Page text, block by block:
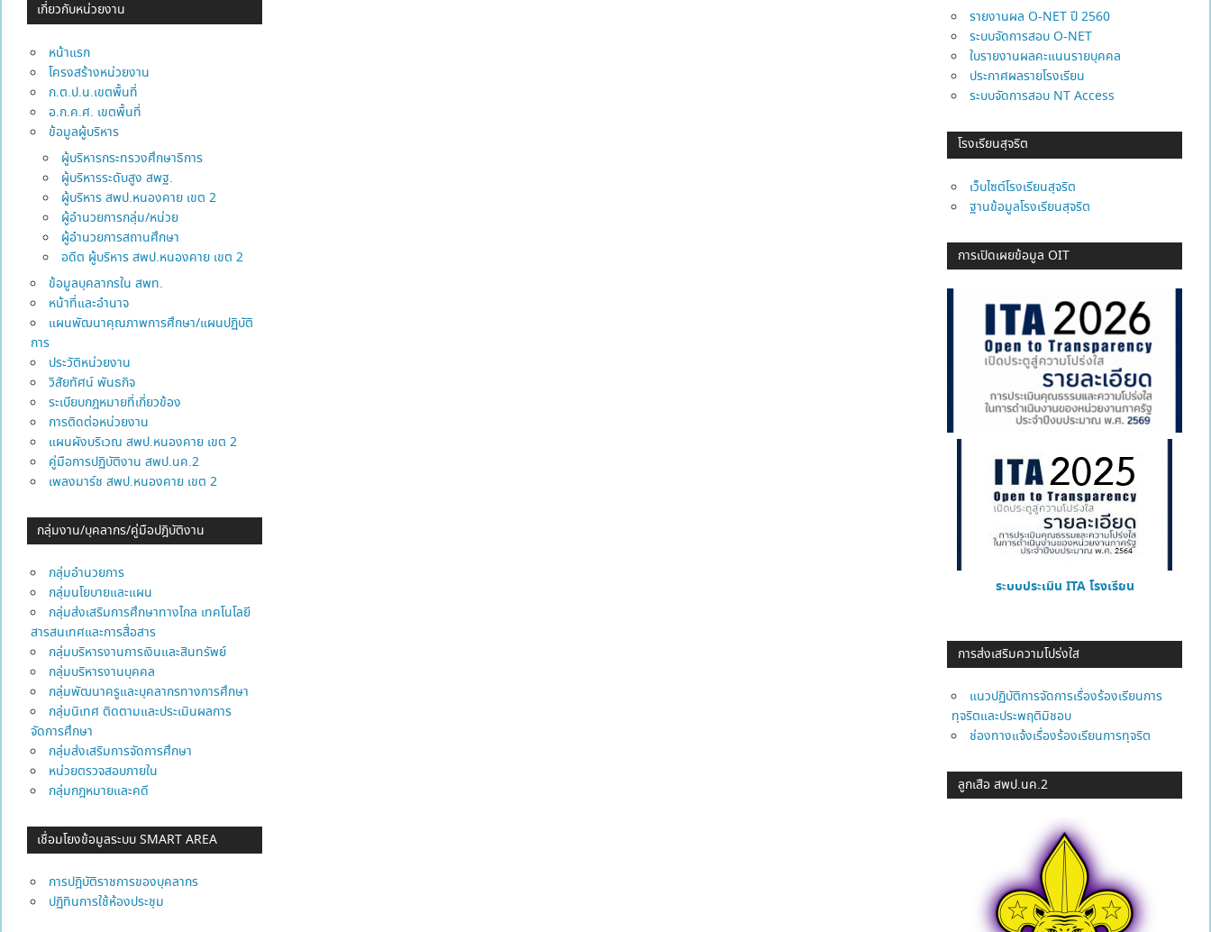
เกี่ยวกับหน่วยงาน
หน้าแรก
โครงสร้างหน่วยงาน
ก.ต.ป.น.เขตพื้นที่
อ.ก.ค.ศ. เขตพื้นที่
ข้อมูลผู้บริหาร
ผู้บริหารกระทรวงศึกษาธิการ
ผู้บริหารระดับสูง สพฐ.
ผู้บริหาร สพป.หนองคาย เขต 2
ผู้อำนวยการกลุ่ม/หน่วย
ผู้อำนวยการสถานศึกษา
อดีต ผู้บริหาร สพป.หนองคาย เขต 2
ข้อมูลบุคลากรใน สพท.
หน้าที่และอำนาจ
แผนพัฒนาคุณภาพการศึกษา/แผนปฏิบัติ
การ
ประวัติหน่วยงาน
วิสัยทัศน์ พันธกิจ
ระเบียบกฎหมายที่เกี่ยวข้อง
การติดต่อหน่วยงาน
แผนผังบริเวณ สพป.หนองคาย เขต 2
คู่มือการปฏิบัติงาน สพป.นค.2
เพลงมาร์ช สพป.หนองคาย เขต 2
กลุ่มงาน/บุคลากร/คู่มือปฎิบัติงาน
กลุ่มอำนวยการ
กลุ่มนโยบายและแผน
กลุ่มส่งเสริมการศึกษาทางไกล เทคโนโลยี
สารสนเทศและการสื่อสาร
กลุ่มบริหารงานการเงินและสินทรัพย์
กลุ่มบริหารงานบุคคล
กลุ่มพัฒนาครูและบุคลากรทางการศึกษา
กลุ่มนิเทศ ติดตามและประเมินผลการ
จัดการศึกษา
กลุ่มส่งเสริมการจัดการศึกษา
หน่วยตรวจสอบภายใน
กลุ่มกฎหมายและคดี
เชื่อมโยงข้อมูลระบบ SMART AREA
การปฎิบัติราชการของบุคลากร
ปฏิทินการใช้ห้องประชุม
รายงานผล O-NET ปี 2560
ระบบจัดการสอบ O-NET
ใบรายงานผลคะแนนรายบุคคล
ประกาศผลรายโรงเรียน
ระบบจัดการสอบ NT Access
โรงเรียนสุจริต
เว็บไซต์โรงเรียนสุจริต
ฐานข้อมูลโรงเรียนสุจริต
การเปิดเผยข้อมูล OIT
ระบบประเมิน ITA โรงเรียน
การส่งเสริมความโปร่งใส
แนวปฏิบัติการจัดการเรื่องร้องเรียนการ
ทุจริตและประพฤติมิชอบ
ช่องทางแจ้งเรื่องร้องเรียนการทุจริต
ลูกเสือ สพป.นค.2